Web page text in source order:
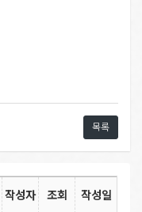
목록
작성자 조회 작성일